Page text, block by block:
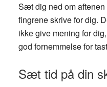
Sæt dig ned om
fingrene skrive for dig.
ikke give mening for
god fornemmelse for
Sæt tid på din